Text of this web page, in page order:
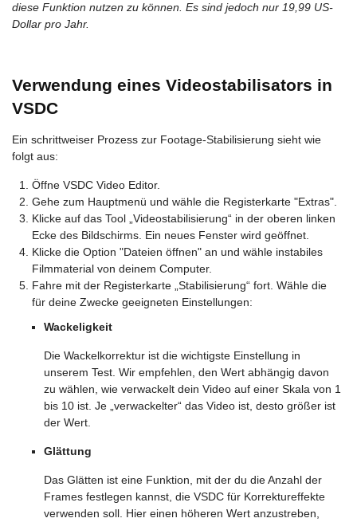
diese Funktion nutzen zu können. Es sind jedoch nur 19,99 US-
Dollar pro Jahr.
Verwendung eines Videostabilisators in
VSDC
Ein schrittweiser Prozess zur Footage-Stabilisierung sieht wie
folgt aus:
Öffne VSDC Video Editor.
Gehe zum Hauptmenü und wähle die Registerkarte "Extras".
Klicke auf das Tool „Videostabilisierung“ in der oberen linken
Ecke des Bildschirms. Ein neues Fenster wird geöffnet.
Klicke die Option "Dateien öffnen" an und wähle instabiles
Filmmaterial von deinem Computer.
Fahre mit der Registerkarte „Stabilisierung“ fort. Wähle die
für deine Zwecke geeigneten Einstellungen:
Wackeligkeit
Die Wackelkorrektur ist die wichtigste Einstellung in
unserem Test. Wir empfehlen, den Wert abhängig davon
zu wählen, wie verwackelt dein Video auf einer Skala von 1
bis 10 ist. Je „verwackelter“ das Video ist, desto größer ist
der Wert.
Glättung
Das Glätten ist eine Funktion, mit der du die Anzahl der
Frames festlegen kannst, die VSDC für Korrektureffekte
verwenden soll. Hier einen höheren Wert anzustreben,